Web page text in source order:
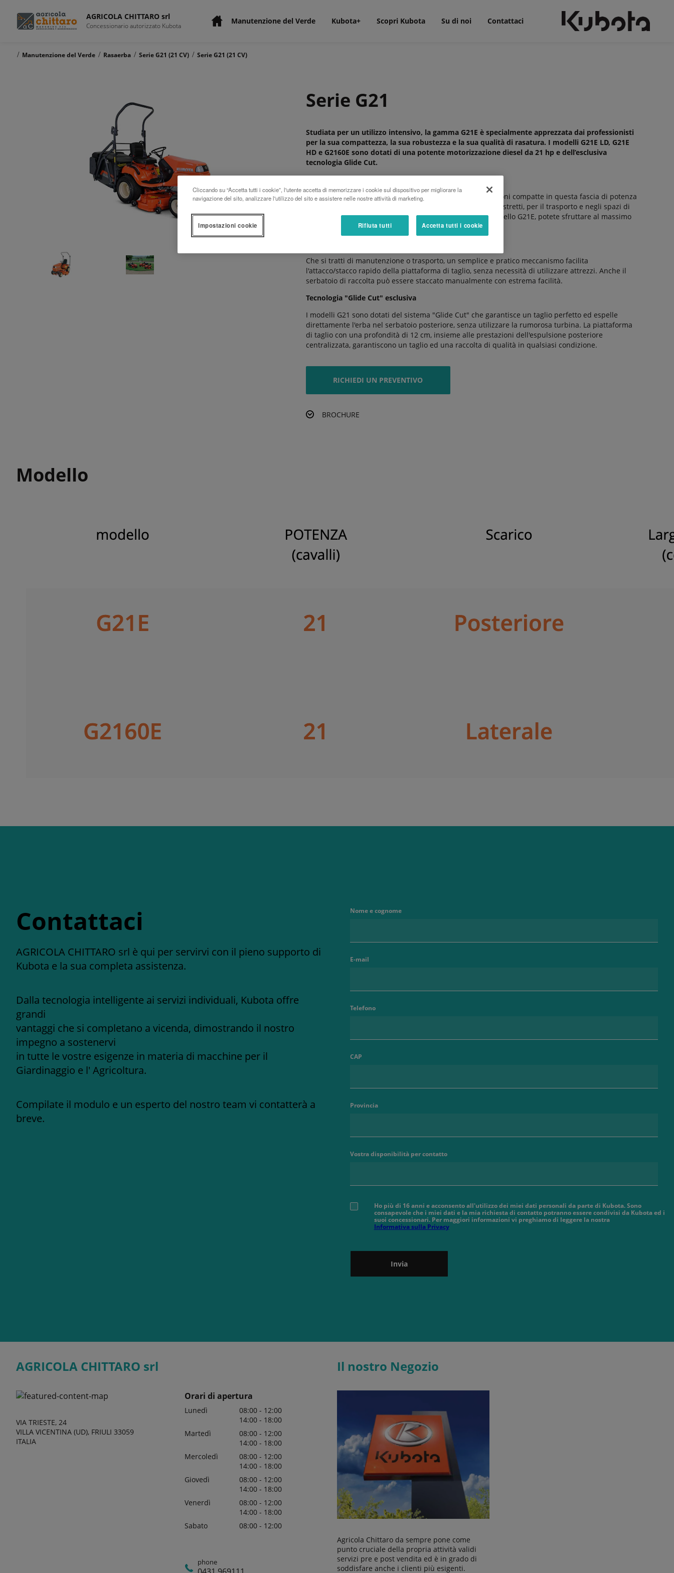
AGRICOLA CHITTARO srl
Concessionario autorizzato Kubota Manutenzione del Verde Kubota+ Scopri Kubota Su di noi Contattaci
/ Manutenzione del Verde / Rasaerba / Serie G21 (21 CV) / Serie G21 (21 CV)
Serie G21
Studiata per un utilizzo intensivo, la gamma G21E è specialmente apprezzata dai professionisti
per la sua compattezza, la sua robustezza e la sua qualità di rasatura. I modelli G21E LD, G21E
HD e G2160E sono dotati di una potente motorizzazione diesel da 21 hp e dell’esclusiva
tecnologia Glide Cut.
Questi rasaerba da 21 hp si caratterizzano per le dimensioni compatte in questa fascia di potenza
e sono molto apprezzati per l'attraversamento di passaggi stretti, per il trasporto e negli spazi di
lavoro limitati. Con una larghezza di solo 1,28 m per il modello G21E, potete sfruttare al massimo
le prestazioni dei rasaerba in qualsiasi condizione.
Che si tratti di manutenzione o trasporto, un semplice e pratico meccanismo facilita
l'attacco/stacco rapido della piattaforma di taglio, senza necessità di utilizzare attrezzi. Anche il
serbatoio di raccolta può essere staccato manualmente con estrema facilità.
Tecnologia "Glide Cut" esclusiva
I modelli G21 sono dotati del sistema "Glide Cut" che garantisce un taglio perfetto ed espelle
direttamente l'erba nel serbatoio posteriore, senza utilizzare la rumorosa turbina. La piattaforma
di taglio con una profondità di 12 cm, insieme alle prestazioni dell'espulsione posteriore
centralizzata, garantiscono un taglio ed una raccolta di qualità in qualsiasi condizione.
RICHIEDI UN PREVENTIVO
BROCHURE
Modello
Contattaci
AGRICOLA CHITTARO srl è qui per servirvi con il pieno supporto di
Kubota e la sua completa assistenza.
Dalla tecnologia intelligente ai servizi individuali, Kubota offre
grandi
vantaggi che si completano a vicenda, dimostrando il nostro
impegno a sostenervi
in tutte le vostre esigenze in materia di macchine per il
Giardinaggio e l' Agricoltura.
Compilate il modulo e un esperto del nostro team vi contatterà a
breve.
Nome e cognome
E-mail
Telefono
CAP
Provincia
Vostra disponibilità per contatto
Ho più di 16 anni e acconsento all'utilizzo dei miei dati personali da parte di Kubota. Sono
consapevole che i miei dati e la mia richiesta di contatto potranno essere condivisi da Kubota ed i
suoi concessionari. Per maggiori informazioni vi preghiamo di leggere la nostra
Informativa sulla Privacy
Invia
AGRICOLA CHITTARO srl
VIA TRIESTE, 24
VILLA VICENTINA (UD), FRIULI 33059
ITALIA
Orari di apertura
Lunedì
08:00 - 12:00
14:00 - 18:00
Martedì
08:00 - 12:00
14:00 - 18:00
Mercoledì
08:00 - 12:00
14:00 - 18:00
Giovedì
08:00 - 12:00
14:00 - 18:00
Venerdì
08:00 - 12:00
14:00 - 18:00
Sabato
08:00 - 12:00
phone
Il nostro Negozio
Agricola Chittaro da sempre pone come
punto cruciale della propria attività validi
servizi pre e post vendita ed è in grado di
soddisfare anche i clienti più esigenti.
Cliccando su “Accetta tutti i cookie”, l'utente accetta di memorizzare i cookie sul dispositivo per migliorare la
navigazione del sito, analizzare l'utilizzo del sito e assistere nelle nostre attività di marketing.
Rifiuta tutti Accetta tutti i cookie
Impostazioni cookie